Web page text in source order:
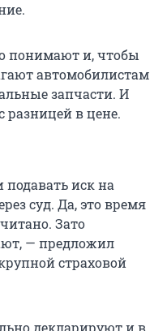
понимают и, чтобы
автомобилистам
запчасти. И
разницей в цене.
иск на
суд. Да, это время
Зато
— предложил
страховой